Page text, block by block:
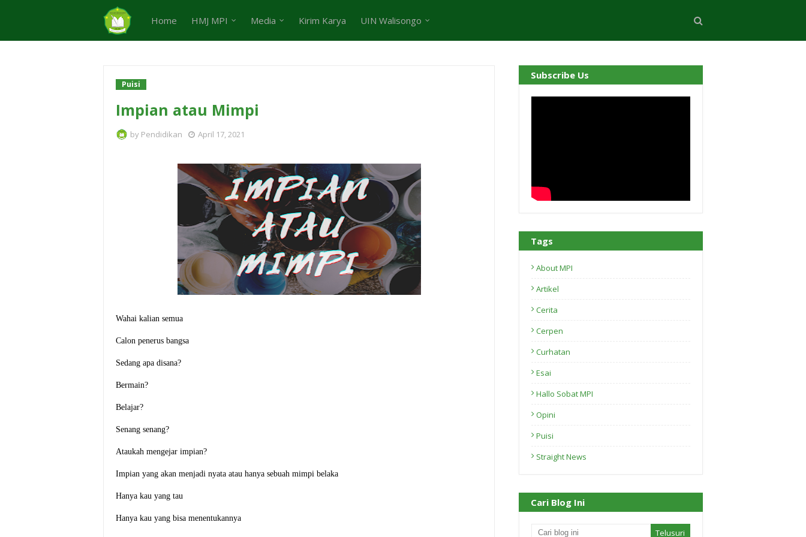
Home HMJ MPI Media Kirim Karya UIN Walisongo
Puisi
Impian atau Mimpi
by Pendidikan April 17, 2021
Wahai kalian semua
Calon penerus bangsa
Sedang apa disana?
Bermain?
Belajar?
Senang senang?
Ataukah mengejar impian?
Impian yang akan menjadi nyata atau hanya sebuah mimpi belaka
Hanya kau yang tau
Hanya kau yang bisa menentukannya
Subscribe Us
Tags
About MPI
Artikel
Cerita
Cerpen
Curhatan
Esai
Hallo Sobat MPI
Opini
Puisi
Straight News
Cari Blog Ini